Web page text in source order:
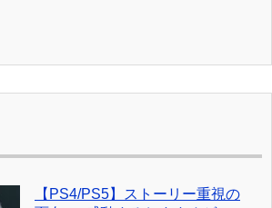
【PS4/PS5】ストーリー重視の